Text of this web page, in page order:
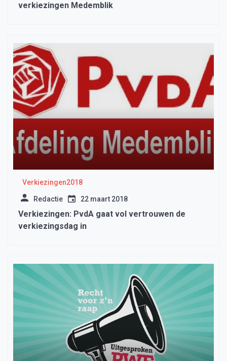
verkiezingen Medemblik
Verkiezingen2018
Redactie 22 maart 2018
Verkiezingen: PvdA gaat vol vertrouwen de
verkiezingsdag in